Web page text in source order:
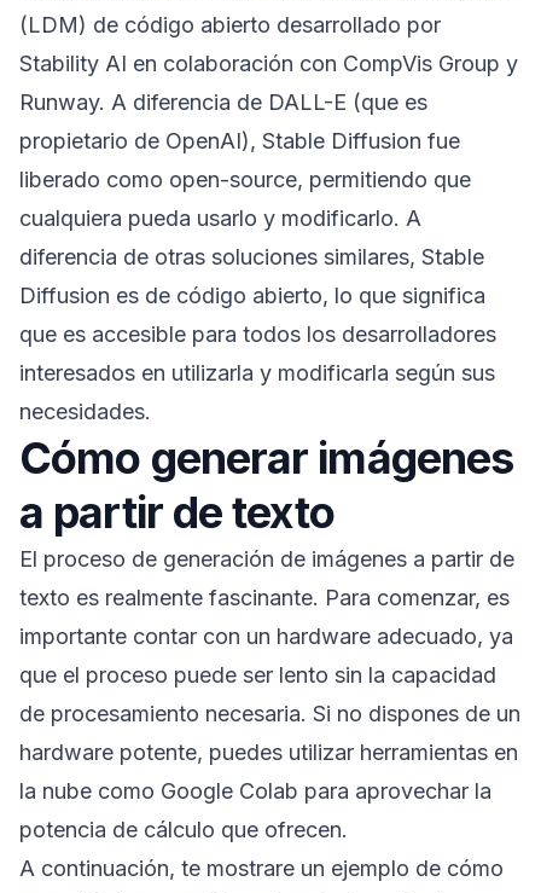
(LDM) de código abierto desarrollado por
Stability AI en colaboración con CompVis Group y
Runway. A diferencia de DALL-E (que es
propietario de OpenAI), Stable Diffusion fue
liberado como open-source, permitiendo que
cualquiera pueda usarlo y modificarlo. A
diferencia de otras soluciones similares, Stable
Diffusion es de código abierto, lo que significa
que es accesible para todos los desarrolladores
interesados en utilizarla y modificarla según sus
necesidades.
Cómo generar imágenes
a partir de texto
El proceso de generación de imágenes a partir de
texto es realmente fascinante. Para comenzar, es
importante contar con un hardware adecuado, ya
que el proceso puede ser lento sin la capacidad
de procesamiento necesaria. Si no dispones de un
hardware potente, puedes utilizar herramientas en
la nube como Google Colab para aprovechar la
potencia de cálculo que ofrecen.
A continuación, te mostrare un ejemplo de cómo